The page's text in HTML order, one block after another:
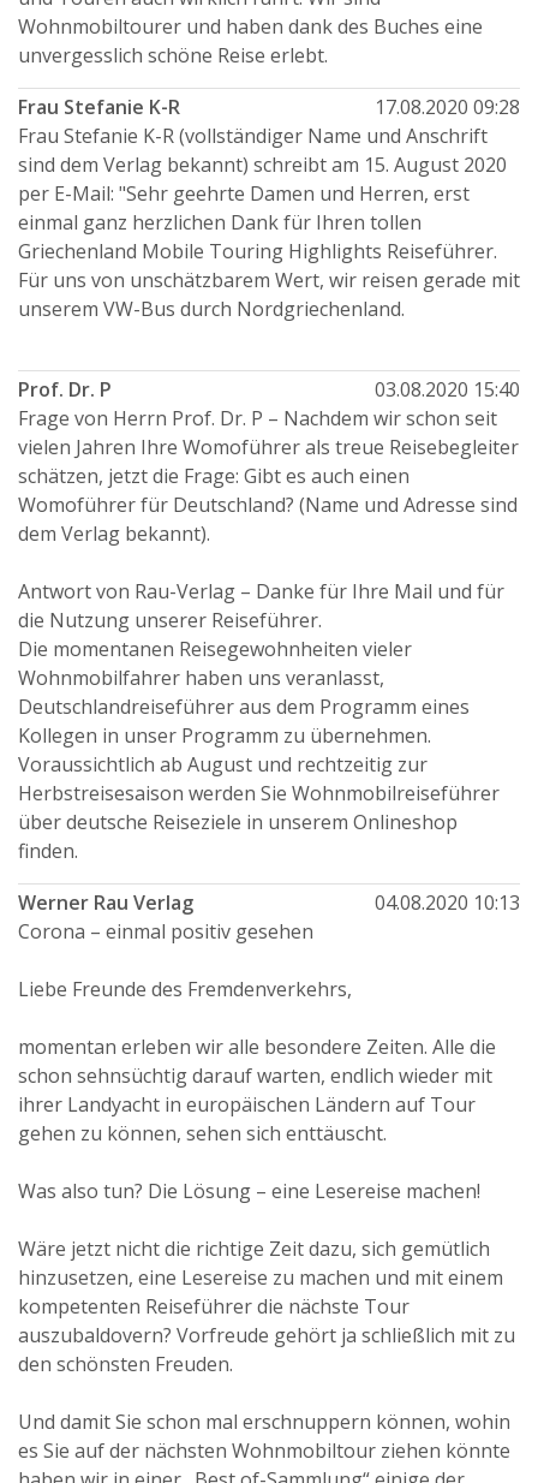
Wohnmobiltourer und haben dank des Buches eine
unvergesslich schöne Reise erlebt.
Frau Stefanie K-R
17.08.2020 09:28
Frau Stefanie K-R (vollständiger Name und Anschrift
sind dem Verlag bekannt) schreibt am 15. August 2020
per E-Mail: "Sehr geehrte Damen und Herren, erst
einmal ganz herzlichen Dank für Ihren tollen
Griechenland Mobile Touring Highlights Reiseführer.
Für uns von unschätzbarem Wert, wir reisen gerade mit
unserem VW-Bus durch Nordgriechenland.
Prof. Dr. P
03.08.2020 15:40
Frage von Herrn Prof. Dr. P – Nachdem wir schon seit
vielen Jahren Ihre Womoführer als treue Reisebegleiter
schätzen, jetzt die Frage: Gibt es auch einen
Womoführer für Deutschland? (Name und Adresse sind
dem Verlag bekannt).
Antwort von Rau-Verlag – Danke für Ihre Mail und für
die Nutzung unserer Reiseführer.
Die momentanen Reisegewohnheiten vieler
Wohnmobilfahrer haben uns veranlasst,
Deutschlandreiseführer aus dem Programm eines
Kollegen in unser Programm zu übernehmen.
Voraussichtlich ab August und rechtzeitig zur
Herbstreisesaison werden Sie Wohnmobilreiseführer
über deutsche Reiseziele in unserem Onlineshop
finden.
Werner Rau Verlag
04.08.2020 10:13
Corona – einmal positiv gesehen
Liebe Freunde des Fremdenverkehrs,
momentan erleben wir alle besondere Zeiten. Alle die
schon sehnsüchtig darauf warten, endlich wieder mit
ihrer Landyacht in europäischen Ländern auf Tour
gehen zu können, sehen sich enttäuscht.
Was also tun? Die Lösung – eine Lesereise machen!
Wäre jetzt nicht die richtige Zeit dazu, sich gemütlich
hinzusetzen, eine Lesereise zu machen und mit einem
kompetenten Reiseführer die nächste Tour
auszubaldovern? Vorfreude gehört ja schließlich mit zu
den schönsten Freuden.
Und damit Sie schon mal erschnuppern können, wohin
es Sie auf der nächsten Wohnmobiltour ziehen könnte